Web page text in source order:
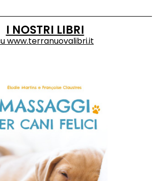
I NOSTRI LIBRI
www.terranuovalibri.it